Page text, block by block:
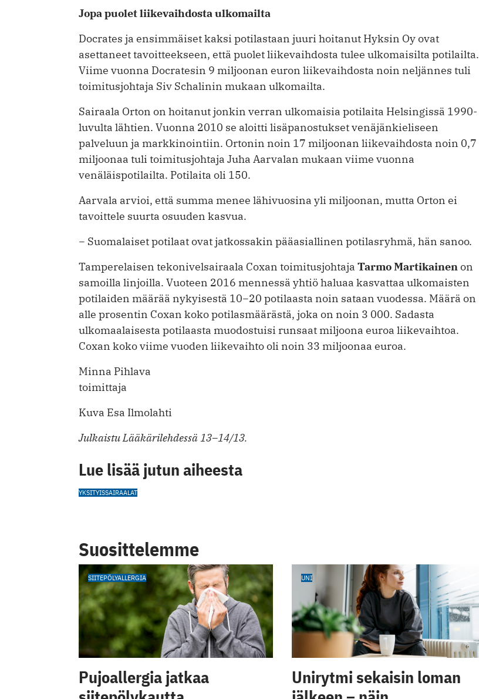
Jopa puolet liikevaihdosta ulkomailta
Docrates ja ensimmäiset kaksi potilastaan juuri hoitanut Hyksin Oy ovat
asettaneet tavoitteekseen, että puolet liikevaihdosta tulee ulkomaisilta potilailta.
Viime vuonna Docratesin 9 miljoonan euron liikevaihdosta noin neljännes tuli
toimitusjohtaja Siv Schalinin mukaan ulkomailta.
Sairaala Orton on hoitanut jonkin verran ulkomaisia potilaita Helsingissä 1990-
luvulta lähtien. Vuonna 2010 se aloitti lisäpanostukset venäjänkieliseen
palveluun ja markkinointiin. Ortonin noin 17 miljoonan liikevaihdosta noin 0,7
miljoonaa tuli toimitusjohtaja Juha Aarvalan mukaan viime vuonna
venäläispotilailta. Potilaita oli 150.
Aarvala arvioi, että summa menee ­lähivuosina yli miljoonan, mutta Orton ei
tavoittele suurta osuuden kasvua.
− Suomalaiset potilaat ovat jatkossakin pääasiallinen potilasryhmä, hän ­sanoo.
Tamperelaisen tekonivelsairaala ­Coxan toimitusjohtaja Tarmo Marti­kainenon
samoilla linjoilla. Vuoteen 2016 mennessä yhtiö haluaa kasvattaa ulkomaisten
potilaiden määrää nykyisestä 10−20 potilaasta noin sataan vuodessa. Määrä on
alle prosentin ­Coxan koko ­potilasmäärästä, joka on noin 3 000. Sadasta
ulkomaalaisesta potilaasta muodostuisi runsaat miljoona euroa liikevaihtoa.
Coxan koko viime vuoden liikevaihto oli noin 33 miljoonaa euroa.
Minna Pihlava
toimittaja
Kuva Esa Ilmolahti
Julkaistu Lääkärilehdessä 13–14/13.
Lue lisää jutun aiheesta
YKSITYISSAIRAALAT
Suosittelemme
SIITEPÖLYALLERGIA
Pujoallergia jatkaa
UNI
Unirytmi sekaisin loman